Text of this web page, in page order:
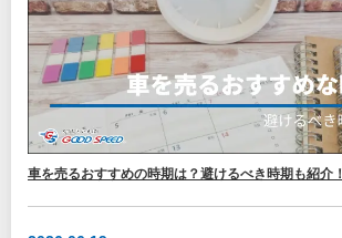
車を売るおすすめの時期は？避けるべき時期も紹介！